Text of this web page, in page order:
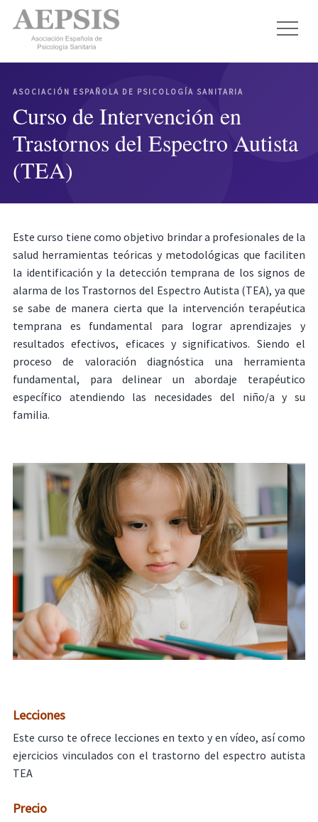
ASOCIACIÓN ESPAÑOLA DE PSICOLOGÍA SANITARIA
Curso de Intervención en
Trastornos del Espectro Autista
(TEA)
Este curso tiene como objetivo brindar a profesionales de la
salud herramientas teóricas y metodológicas que faciliten
la identificación y la detección temprana de los signos de
alarma de los Trastornos del Espectro Autista (TEA), ya que
se sabe de manera cierta que la intervención terapéutica
temprana es fundamental para lograr aprendizajes y
resultados efectivos, eficaces y significativos. Siendo el
proceso de valoración diagnóstica una herramienta
fundamental, para delinear un abordaje terapéutico
específico atendiendo las necesidades del niño/a y su
familia.
Lecciones
Este curso te ofrece lecciones en texto y en vídeo, así como
ejercicios vinculados con el trastorno del espectro autista
TEA
Precio